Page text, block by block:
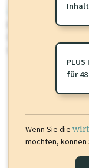
wirtschaft.at PLUS
Für dieses Profil gibt
Sie momentan nicht
oder loggen Sie sich
für
Wenn Sie die
möchten, können